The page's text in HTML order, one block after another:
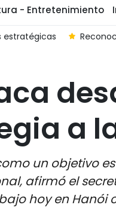
- Entretenimiento
estratégicas
a
un objetivo
afirmó el
hoy en